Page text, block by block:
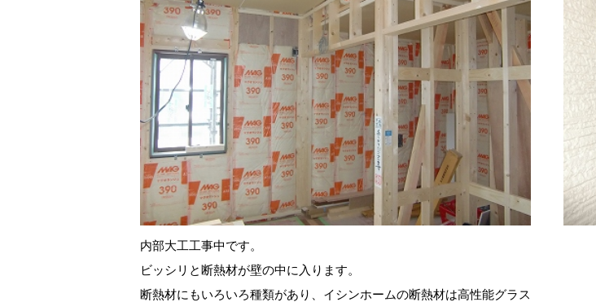
内部大工工事中です。
ビッシリと断熱材が壁の中に入ります。
断熱材にもいろいろ種類があり、イシンホームの断熱材は高性能グラス